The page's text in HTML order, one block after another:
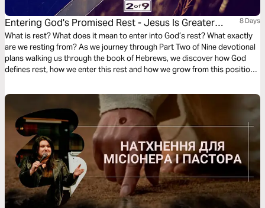
Entering God's Promised Rest - Jesus Is Greater
Series #2
8 Days
What is rest? What does it mean to enter into God’s rest? What exactly
are we resting from? As we journey through Part Two of Nine devotional
plans walking us through the book of Hebrews, we discover how God
defines rest, how we enter this rest and how we grow from this position